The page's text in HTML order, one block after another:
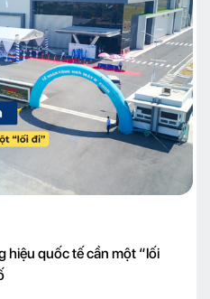
hiệu quốc tế cần một “lối